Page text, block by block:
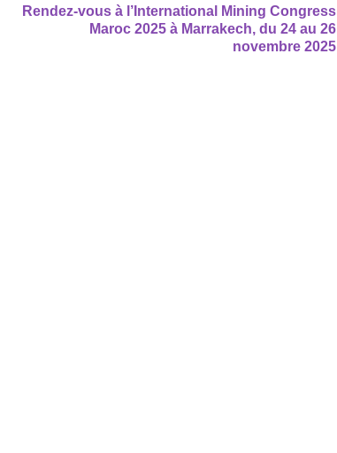
Rendez-vous à l’International Mining Congress
Maroc 2025 à Marrakech, du 24 au 26
novembre 2025